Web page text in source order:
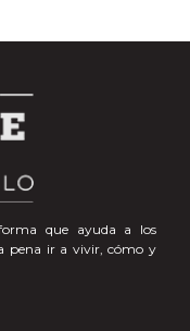
que ayuda a los
pena ir a vivir, cómo y